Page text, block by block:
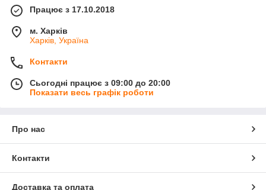
Працює з 17.10.2018
м. Харків
Харків, Україна
Контакти
Сьогодні працює з 09:00 до 20:00
Показати весь графік роботи
Про нас
Контакти
Доставка та оплата